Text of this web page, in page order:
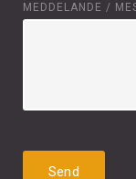
MEDDELANDE /